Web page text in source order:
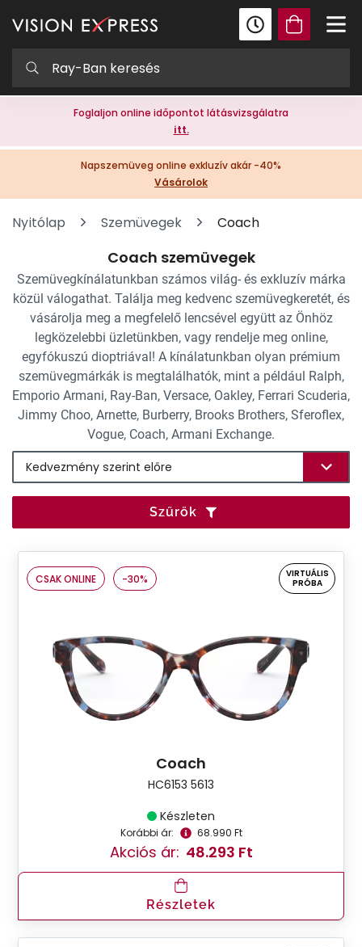
Foglaljon online időpontot látásvizsgálatra
itt.
Napszemüveg online exkluzív akár -40%
Vásárolok
Nyitólap Szemüvegek Coach
Coach szemüvegek
Szemüvegkínálatunkban számos világ- és exkluzív márka
közül válogathat. Találja meg kedvenc szemüvegkeretét, és
vásárolja meg a megfelelő lencsével együtt az Önhöz
legközelebbi üzletünkben, vagy rendelje meg online,
egyfókuszú dioptriával! A kínálatunkban olyan prémium
szemüvegmárkák is megtalálhatók, mint a például Ralph,
Emporio Armani, Ray-Ban, Versace, Oakley, Ferrari Scuderia,
Jimmy Choo, Arnette, Burberry, Brooks Brothers, Sferoflex,
Vogue, Coach, Armani Exchange.
Szűrők
CSAK ONLINE -30%
VIRTUÁLIS
PRÓBA
Coach
HC6153 5613
Készleten
Korábbi ár: 68.990 Ft
Akciós ár: 48.293 Ft
Részletek